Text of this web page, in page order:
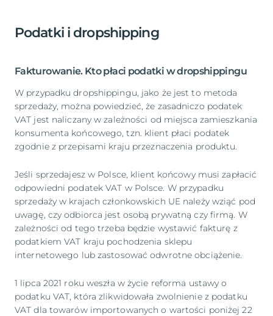
Podatki i dropshipping
Fakturowanie. Kto płaci podatki w dropshippingu
W przypadku dropshippingu, jako że jest to metoda
sprzedaży, można powiedzieć, że zasadniczo podatek
VAT jest naliczany w zależności od miejsca zamieszkania
konsumenta końcowego, tzn. klient płaci podatek
zgodnie z przepisami kraju przeznaczenia produktu.
Jeśli sprzedajesz w Polsce, klient końcowy musi zapłacić
odpowiedni podatek VAT w Polsce. W przypadku
sprzedaży w krajach członkowskich UE należy wziąć pod
uwagę, czy odbiorca jest osobą prywatną czy firmą. W
zależności od tego trzeba będzie wystawić fakturę z
podatkiem VAT kraju pochodzenia sklepu
internetowego lub zastosować odwrotne obciążenie.
1 lipca 2021 roku weszła w życie reforma ustawy o
podatku VAT, która zlikwidowała zwolnienie z podatku
VAT dla towarów importowanych o wartości poniżej 22